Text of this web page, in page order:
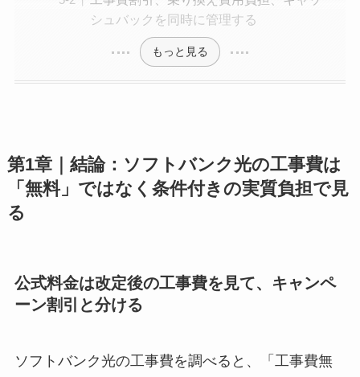
シュバックを同時に管理する
もっと見る
第1章｜結論：ソフトバンク光の工事費は
「無料」ではなく条件付きの実質負担で見
る
公式料金は改定後の工事費を見て、キャンペ
ーン割引と分ける
ソフトバンク光の工事費を調べると、「工事費無